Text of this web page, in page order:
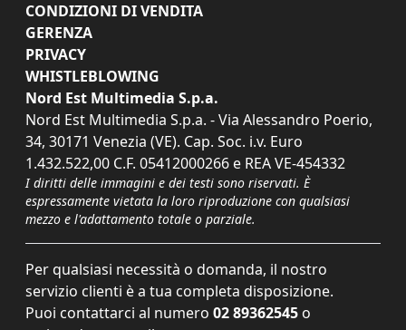
CONDIZIONI DI VENDITA
GERENZA
PRIVACY
WHISTLEBLOWING
Nord Est Multimedia S.p.a.
Nord Est Multimedia S.p.a. - Via Alessandro Poerio,
34, 30171 Venezia (VE). Cap. Soc. i.v. Euro
1.432.522,00 C.F. 05412000266 e REA VE-454332
I diritti delle immagini e dei testi sono riservati. È
espressamente vietata la loro riproduzione con qualsiasi
mezzo e l'adattamento totale o parziale.
Per qualsiasi necessità o domanda, il nostro
servizio clienti è a tua completa disposizione.
Puoi contattarci al numero 02 89362545 o